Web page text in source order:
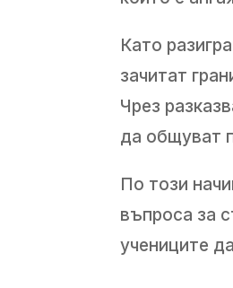
Като
зачитат
Чрез
да общуват
По този
въпроса за
учениците